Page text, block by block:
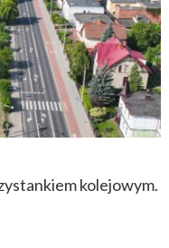
kolejowym.